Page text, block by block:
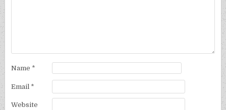
Name *
Email *
Website